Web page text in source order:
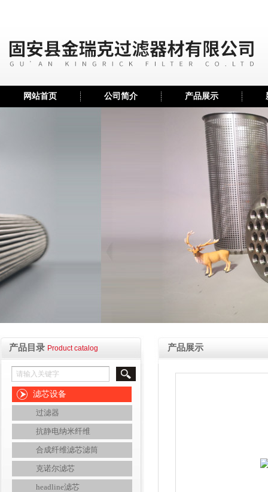
网站首页 公司简介 产品展示
产品目录 Product catalog
滤芯设备
过滤器
抗静电纳米纤维
合成纤维滤芯滤筒
克诺尔滤芯
headline滤芯
产品展示